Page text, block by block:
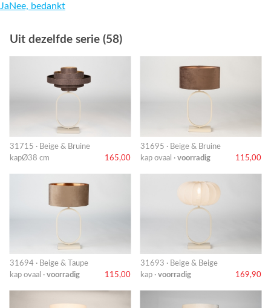
JaNee, bedankt
Uit dezelfde serie (58)
31715 · Beige & Bruine
kapØ38 cm
165,00
31695 · Beige & Bruine
kap ovaal · voorradig 115,00
31694 · Beige & Taupe
kap ovaal · voorradig 115,00
31693 · Beige & Beige
kap · voorradig 169,90